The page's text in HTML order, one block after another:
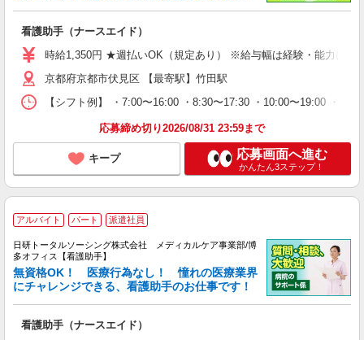
看護助手（ナースエイド）
時給1,350円 ★週払いOK（規定あり） ※給与幅は経験・能力によ
京都府京都市伏見区 【最寄駅】竹田駅
【シフト例】 ・7:00〜16:00 ・8:30〜17:30 ・10:00〜19:00 ・
応募締め切り2026/08/31 23:59まで
キープ 応募画面へ進む
かんたん3ステップ！
アルバイト パート 派遣社員
日研トータルソーシング株式会社 メディカルケア事業部/博
多オフィス【看護助手】
無資格OK！ 医療行為なし！ 憧れの医療業界
にチャレンジできる、看護助手のお仕事です！
看護助手（ナースエイド）